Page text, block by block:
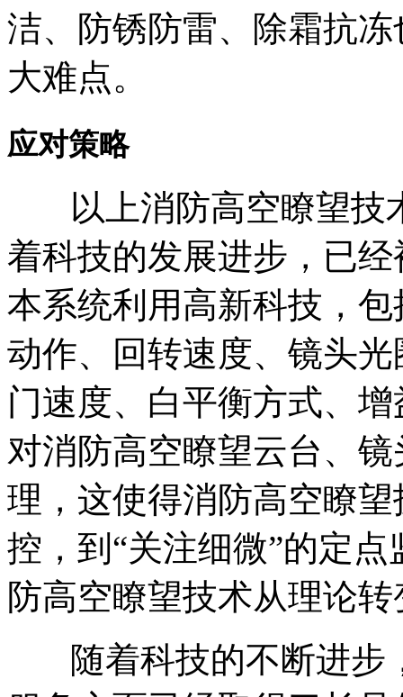
洁、防锈防雷、除霜抗
大难点。
应对策略
以上消防高空瞭望技
着科技的发展进步，已
本系统利用高新科技，
动作、回转速度、镜头
门速度、白平衡方式、
对消防高空瞭望云台、
理，这使得消防高空瞭
控，到“关注细微”的定
防高空瞭望技术从理论
随着科技的不断进步